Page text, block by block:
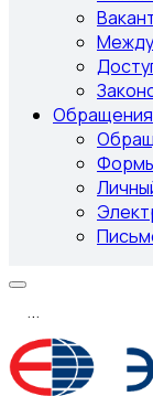
Обращения
...